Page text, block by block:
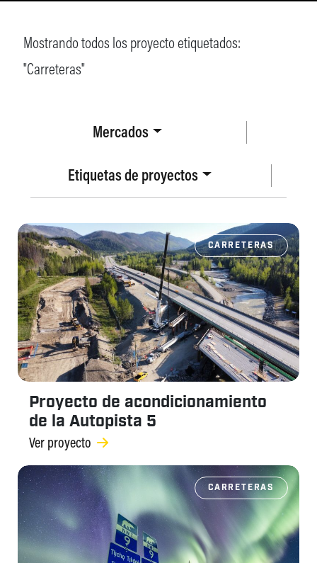
Mercados
Etiquetas de proyectos
Mostrando todos los proyecto etiquetados:
"Carreteras"
CARRETERAS
Proyecto de acondicionamiento
de la Autopista 5
Ver proyecto
CARRETERAS